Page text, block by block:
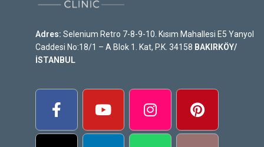
Adres: Selenium Retro 7-8-9-10. Kısım Mahallesi E5 Yanyol
Caddesi No:18/1 – A Blok 1. Kat, P.K. 34158 BAKIRKÖY/
İSTANBUL